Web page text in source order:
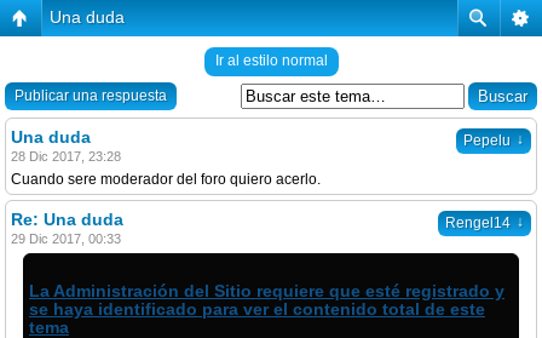
Una duda
Ir al estilo normal
Publicar una respuesta
Pepelu ↓
Una duda
28 Dic 2017, 23:28
Cuando sere moderador del foro quiero acerlo.
Rengel14 ↓
Re: Una duda
29 Dic 2017, 00:33
La Administración del Sitio requiere que esté registrado y
se haya identificado para ver el contenido total de este
tema